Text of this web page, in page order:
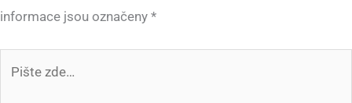
informace jsou označeny *